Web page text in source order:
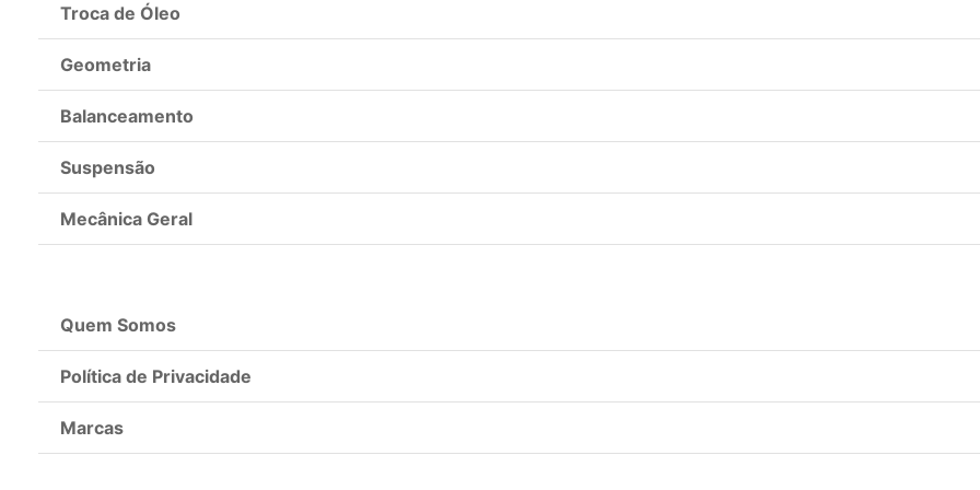
Troca de Óleo
Geometria
Balanceamento
Suspensão
Mecânica Geral
Quem Somos
Política de Privacidade
Marcas